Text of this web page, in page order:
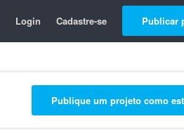
Login Cadastre-se Publicar
Publique um projeto como